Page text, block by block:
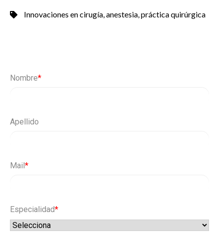
Innovaciones en cirugía anestesia práctica quirúrgica
Nombre*
Apellido
Mail*
Especialidad*